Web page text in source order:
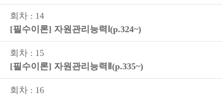
회차 : 14
[필수이론] 자원관리능력Ⅰ(p.324~)
회차 : 15
[필수이론] 자원관리능력Ⅱ(p.335~)
회차 : 16